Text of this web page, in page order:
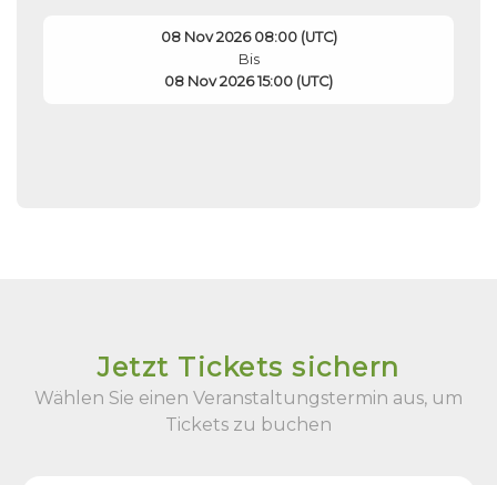
08 Nov 2026 08:00 (UTC)
Bis
08 Nov 2026 15:00 (UTC)
Jetzt Tickets sichern
Wählen Sie einen Veranstaltungstermin aus, um
Tickets zu buchen